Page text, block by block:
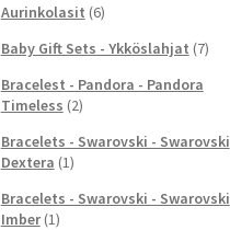
Aurinkolasit (6)
Baby Gift Sets - Ykköslahjat (7)
Bracelest - Pandora - Pandora
Timeless (2)
Bracelets - Swarovski - Swarovski
Dextera (1)
Bracelets - Swarovski - Swarovski
Imber (1)